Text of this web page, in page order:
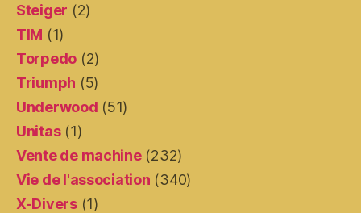
Steiger (2)
TIM (1)
Torpedo (2)
Triumph (5)
Underwood (51)
Unitas(1)
Vente de machine(232)
Vie de l'association (340)
X-Divers(1)